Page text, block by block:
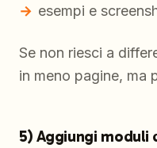
esempi e
Se non riesci a
in meno pagine, ma
5) Aggiungi moduli